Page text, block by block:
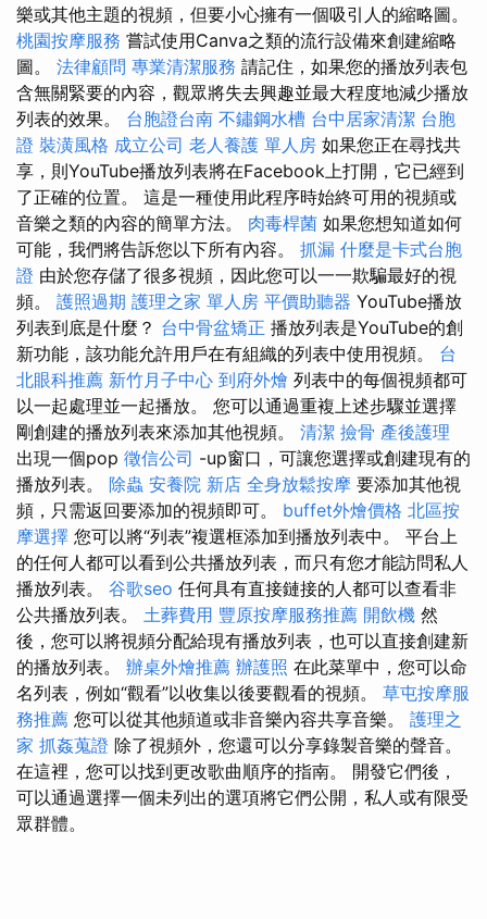
樂或其他主題的視頻，但要小心擁有一個吸引人的縮略圖。
桃園按摩服務 嘗試使用Canva之類的流行設備來創建縮略
圖。 法律顧問 專業清潔服務 請記住，如果您的播放列表包
含無關緊要的內容，觀眾將失去興趣並最大程度地減少播放
列表的效果。 台胞證台南 不鏽鋼水槽 台中居家清潔 台胞
證 裝潢風格 成立公司 老人養護 單人房 如果您正在尋找共
享，則YouTube播放列表將在Facebook上打開，它已經到
了正確的位置。 這是一種使用此程序時始終可用的視頻或
音樂之類的內容的簡單方法。 肉毒桿菌 如果您想知道如何
可能，我們將告訴您以下所有內容。 抓漏 什麼是卡式台胞
證 由於您存儲了很多視頻，因此您可以一一欺騙最好的視
頻。 護照過期 護理之家 單人房 平價助聽器 YouTube播放
列表到底是什麼？ 台中骨盆矯正 播放列表是YouTube的創
新功能，該功能允許用戶在有組織的列表中使用視頻。 台
北眼科推薦 新竹月子中心 到府外燴 列表中的每個視頻都可
以一起處理並一起播放。 您可以通過重複上述步驟並選擇
剛創建的播放列表來添加其他視頻。 清潔 撿骨 產後護理
出現一個pop 徵信公司 -up窗口，可讓您選擇或創建現有的
播放列表。 除蟲 安養院 新店 全身放鬆按摩 要添加其他視
頻，只需返回要添加的視頻即可。 buffet外燴價格 北區按
摩選擇 您可以將“列表”複選框添加到播放列表中。 平台上
的任何人都可以看到公共播放列表，而只有您才能訪問私人
播放列表。 谷歌seo 任何具有直接鏈接的人都可以查看非
公共播放列表。 土葬費用 豐原按摩服務推薦 開飲機 然
後，您可以將視頻分配給現有播放列表，也可以直接創建新
的播放列表。 辦桌外燴推薦 辦護照 在此菜單中，您可以命
名列表，例如“觀看”以收集以後要觀看的視頻。 草屯按摩服
務推薦 您可以從其他頻道或非音樂內容共享音樂。 護理之
家 抓姦蒐證 除了視頻外，您還可以分享錄製音樂的聲音。
在這裡，您可以找到更改歌曲順序的指南。 開發它們後，
可以通過選擇一個未列出的選項將它們公開，私人或有限受
眾群體。